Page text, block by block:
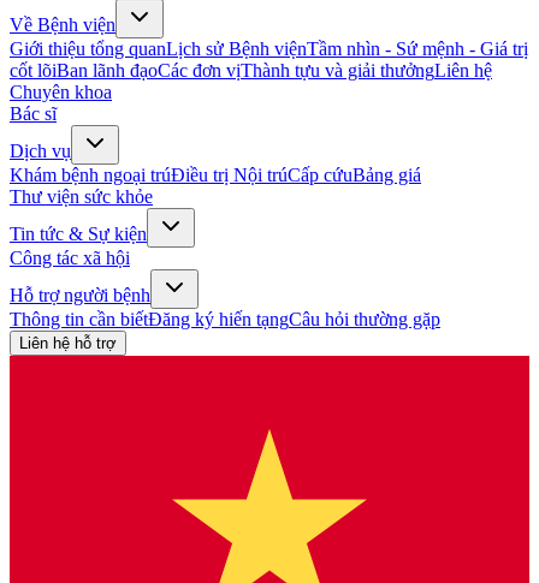
Về Bệnh viện
Giới thiệu tổng quanLịch sử Bệnh việnTầm nhìn - Sứ mệnh - Giá trị
cốt lõiBan lãnh đạoCác đơn vịThành tựu và giải thưởngLiên hệ
Chuyên khoa
Bác sĩ
Dịch vụ
Khám bệnh ngoại trúĐiều trị Nội trúCấp cứuBảng giá
Thư viện sức khỏe
Tin tức & Sự kiện
Công tác xã hội
Hỗ trợ người bệnh
Thông tin cần biếtĐăng ký hiến tạngCâu hỏi thường gặp
Liên hệ hỗ trợ